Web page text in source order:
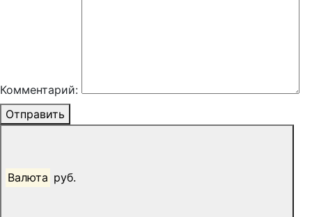
Комментарий:
Отправить
Валюта руб.